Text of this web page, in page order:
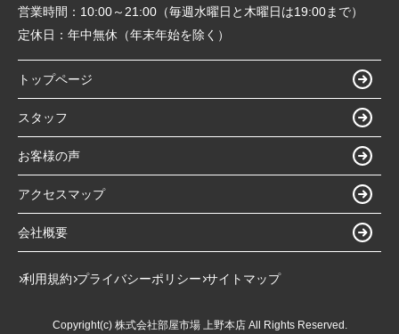
営業時間： 10:00～21:00（毎週水曜日と木曜日は19:00まで）
定休日： 年中無休（年末年始を除く）
トップページ
スタッフ
お客様の声
アクセスマップ
会社概要
利用規約 プライバシーポリシー サイトマップ
Copyright(c) 株式会社部屋市場 上野本店 All Rights Reserved.